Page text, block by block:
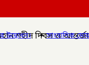
হোসেন রাসেলের
শহীদ দিবস ও